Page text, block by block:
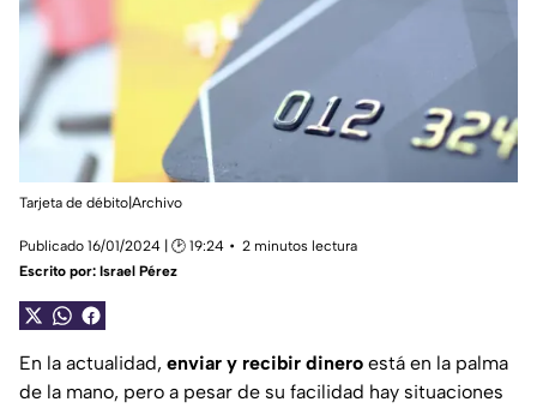
Tarjeta de débito|Archivo
Publicado 16/01/2024 | 🕑 19:24
2 minutos lectura
Escrito por: Israel Pérez
En la actualidad, enviar y recibir dinero está en la palma
de la mano, pero a pesar de su facilidad hay situaciones